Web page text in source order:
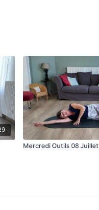
Mercredi Outils 08 Juillet